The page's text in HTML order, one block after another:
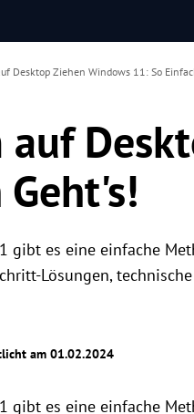
Desktop Ziehen Windows 11: So
auf
gibt es eine einfache
Lösungen,
am 01.02.2024
gibt es eine einfache